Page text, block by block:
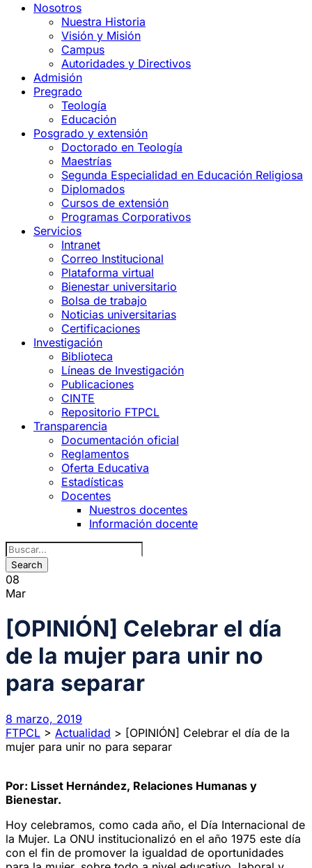
Nosotros
Nuestra Historia
Visión y Misión
Campus
Autoridades y Directivos
Admisión
Pregrado
Teología
Educación
Posgrado y extensión
Doctorado en Teología
Maestrías
Segunda Especialidad en Educación Religiosa
Diplomados
Cursos de extensión
Programas Corporativos
Servicios
Intranet
Correo Institucional
Plataforma virtual
Bienestar universitario
Bolsa de trabajo
Noticias universitarias
Certificaciones
Investigación
Biblioteca
Líneas de Investigación
Publicaciones
CINTE
Repositorio FTPCL
Transparencia
Documentación oficial
Reglamentos
Oferta Educativa
Estadísticas
Docentes
Nuestros docentes
Información docente
08
Mar
[OPINIÓN] Celebrar el día
de la mujer para unir no
para separar
8 marzo, 2019
FTPCL > Actualidad > [OPINIÓN] Celebrar el día de la
mujer para unir no para separar
Por: Lisset Hernández, Relaciones Humanas y
Bienestar.
Hoy celebramos, como cada año, el Día Internacional de
la Mujer. La ONU institucionalizó en el año 1975 este día
con el fin de promover la igualdad de oportunidades